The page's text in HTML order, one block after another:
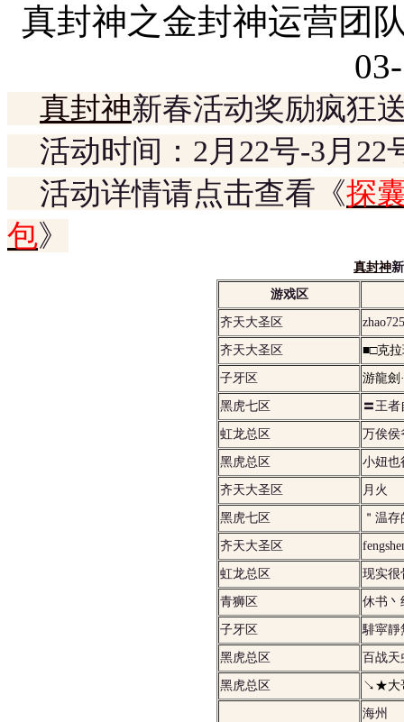
真封神之金封神运营团
真封神新春活动奖励疯狂
活动时间：2月22号-3月22
活动详情请点击查看《探
包》
真封神
游戏区
齐天大圣区
齐天大圣区 ■□克
子牙区 游龍劍
黑虎七区 〓王
虹龙总区 万俟侯
黑虎总区 小妞也
齐天大圣区 月火
黑虎七区 ＂温
齐天大圣区
虹龙总区 现实很
青狮区 休书丶
子牙区 騑寜靜
黑虎总区 百战天
黑虎总区 ↘★大
海州